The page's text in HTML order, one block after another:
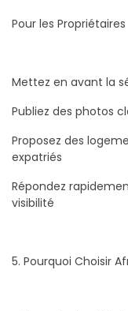
Pour les Propriétaires
Mettez en avant la
Publiez des photos
Proposez des
expatriés
Répondez
visibilité
5. Pourquoi Choisir